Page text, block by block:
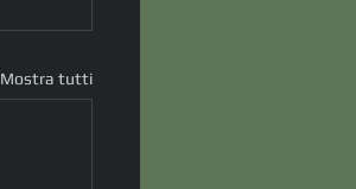
Mostra tutti